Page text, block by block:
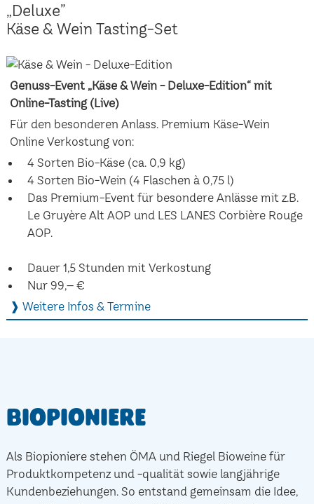
„Deluxe”
Käse & Wein Tasting-Set
Genuss-Event „Käse & Wein - Deluxe-Edition“ mit
Online-Tasting (Live)
Für den besonderen Anlass. Premium Käse-Wein
Online Verkostung von:
4 Sorten Bio-Käse (ca. 0,9 kg)
4 Sorten Bio-Wein (4 Flaschen à 0,75 l)
Das Premium-Event für besondere Anlässe mit z.B.
Le Gruyère Alt AOP und LES LANES Corbière Rouge
AOP.
Dauer 1,5 Stunden mit Verkostung
Nur 99,– €
❱ Weitere Infos & Termine
Biopioniere
Als Biopioniere stehen ÖMA und Riegel Bioweine für
Produktkompetenz und -qualität sowie langjährige
Kundenbeziehungen. So entstand gemeinsam die Idee,